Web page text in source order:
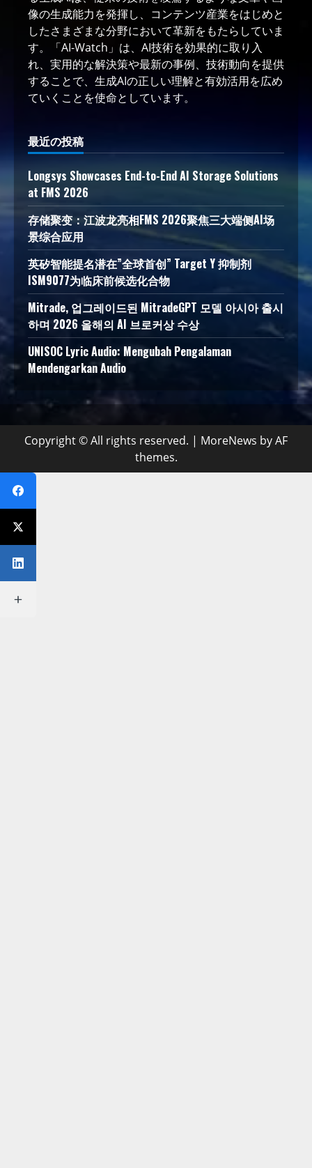
像の生成能力を発揮し、コンテンツ産業をはじめと
したさまざまな分野において革新をもたらしていま
す。「AI-Watch」は、AI技術を効果的に取り入
れ、実用的な解決策や最新の事例、技術動向を提供
することで、生成AIの正しい理解と有効活用を広め
ていくことを使命としています。
最近の投稿
Longsys Showcases End-to-End AI Storage Solutions
at FMS 2026
存储聚变：江波龙亮相FMS 2026聚焦三大端侧AI场
景综合应用
英矽智能提名潜在”全球首创” Target Y 抑制剂
ISM9077为临床前候选化合物
Mitrade, 업그레이드된 MitradeGPT 모델 아시아 출시
하며 2026 올해의 AI 브로커상 수상
UNISOC Lyric Audio: Mengubah Pengalaman
Mendengarkan Audio
Copyright © All rights reserved. | MoreNews by AF
themes.